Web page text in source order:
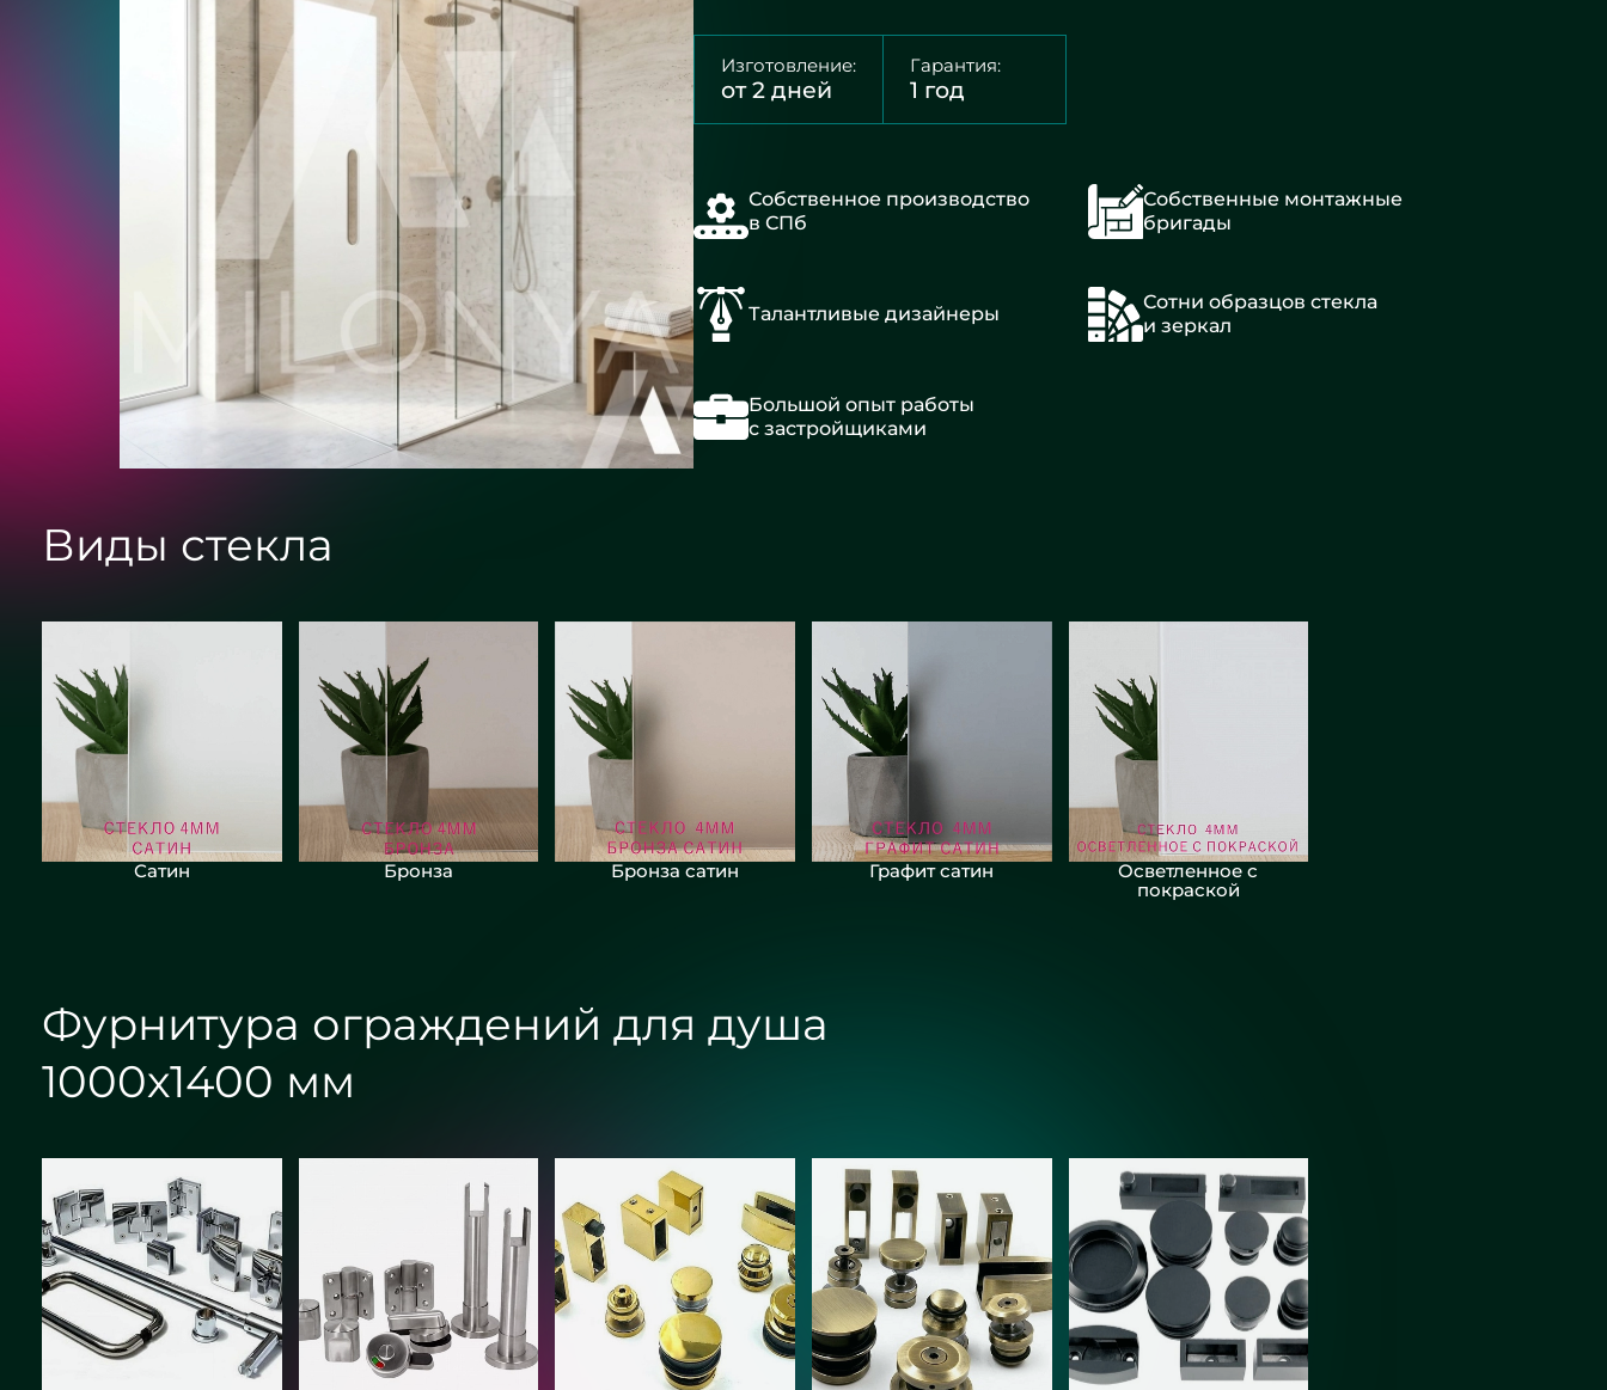
Изготовление:
от 2 дней
Гарантия:
1 год
Собственное производство
в СПб
Собственные монтажные
бригады
Талантливые дизайнеры
Сотни образцов стекла
и зеркал
Большой опыт работы
с застройщиками
Виды стекла
Сатин Бронза Бронза сатин Графит сатин
Осветленное с
покраской
Фурнитура ограждений для душа
1000х1400 мм